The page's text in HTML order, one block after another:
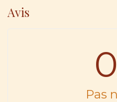
Avis
0
Pas